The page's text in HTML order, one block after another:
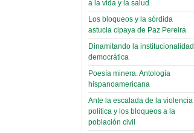
inicio de la
campaña del
MAS
(Miscelánea
palaciega 6)
El Infamatorio
Domingo, 12 Mayo 2019
Read more...
a la vida y la salud
Los bloqueos y la sórdida
astucia cipaya de Paz Pereira
Dinamitando la institucionalidad
democrática
Poesía minera. Antología
hispanoamericana
Ante la escalada de la violencia
política y los bloqueos a la
población civil